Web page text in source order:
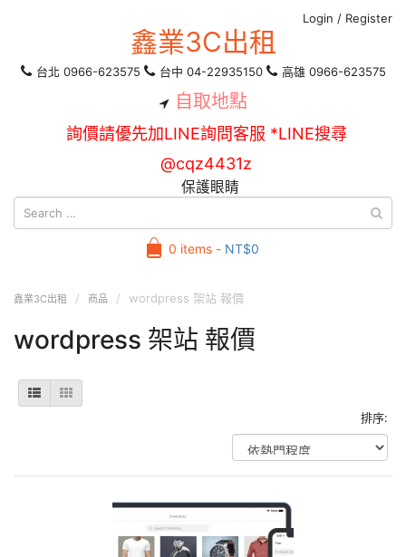
Login / Register
鑫業3C出租
台北 0966-623575 台中 04-22935150 高雄 0966-623575
自取地點
詢價請優先加LINE詢問客服 *LINE搜尋
@cqz4431z
保護眼睛
0 items - NT$0
鑫業3C出租 商品 wordpress 架站 報價
wordpress 架站 報價
排序: